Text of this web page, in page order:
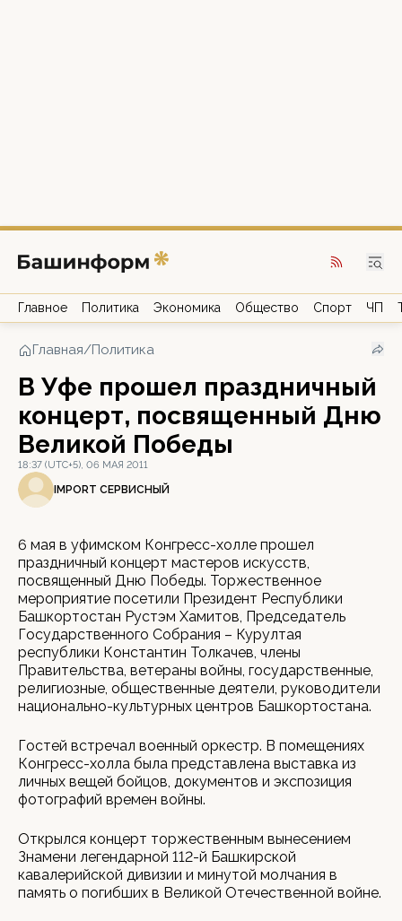
Главное Политика Экономика Общество Спорт ЧП
Главная/Политика
В Уфе прошел праздничный
концерт, посвященный Дню
Великой Победы
18:37 (UTC+5), 06 МАЯ 2011
IMPORT СЕРВИСНЫЙ
6 мая в уфимском Конгресс-холле прошел
праздничный концерт мастеров искусств,
посвященный Дню Победы. Торжественное
мероприятие посетили Президент Республики
Башкортостан Рустэм Хамитов, Председатель
Государственного Собрания – Курултая
республики Константин Толкачев, члены
Правительства, ветераны войны, государственные,
религиозные, общественные деятели, руководители
национально-культурных центров Башкортостана.
Гостей встречал военный оркестр. В помещениях
Конгресс-холла была представлена выставка из
личных вещей бойцов, документов и экспозиция
фотографий времен войны.
Открылся концерт торжественным вынесением
Знамени легендарной 112-й Башкирской
кавалерийской дивизии и минутой молчания в
память о погибших в Великой Отечественной войне.